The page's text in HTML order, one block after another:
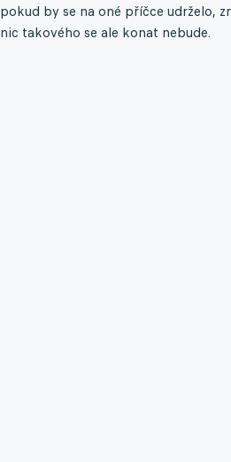
pokud by se na oné příčce udrželo,
nic takového se ale konat nebude.